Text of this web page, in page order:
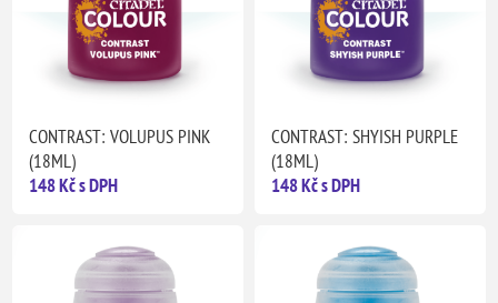
CONTRAST: VOLUPUS PINK
(18ML)
148 Kč s DPH
CONTRAST: SHYISH PURPLE
(18ML)
148 Kč s DPH